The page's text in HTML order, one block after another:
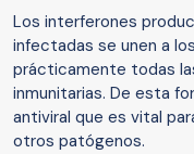
Los interferones
infectadas se unen a
prácticamente todas
inmunitarias. De esta
antiviral que es vital
otros patógenos.